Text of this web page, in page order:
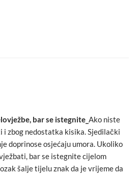
bar se istegnite_ Ako niste
i zbog nedostatka kisika. Sjedilački
doprinose osjećaju umora. Ukoliko
bar se istegnite cijelom
šalje tijelu znak da je vrijeme da